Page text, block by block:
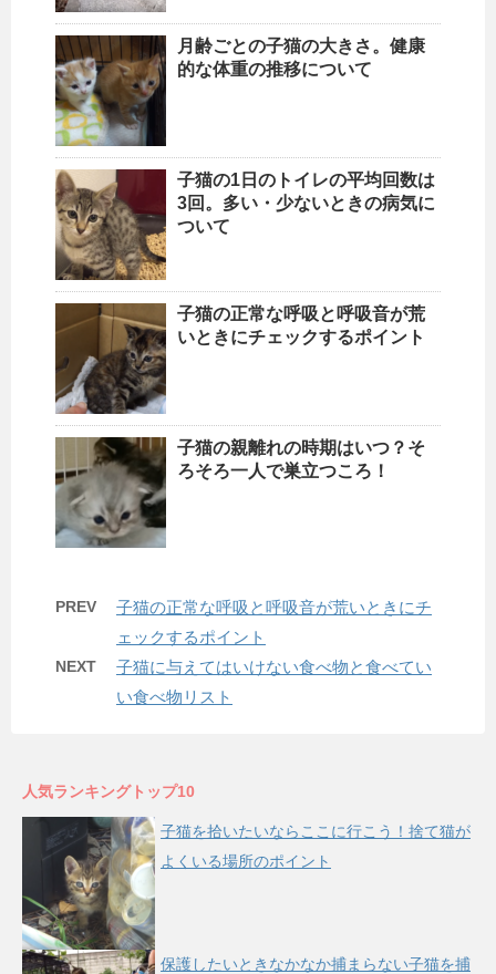
月齢ごとの子猫の大きさ。健康
的な体重の推移について
子猫の1日のトイレの平均回数は
3回。多い・少ないときの病気に
ついて
子猫の正常な呼吸と呼吸音が荒
いときにチェックするポイント
子猫の親離れの時期はいつ？そ
ろそろ一人で巣立つころ！
PREV
子猫の正常な呼吸と呼吸音が荒いときにチ
ェックするポイント
NEXT
子猫に与えてはいけない食べ物と食べてい
い食べ物リスト
人気ランキングトップ10
子猫を拾いたいならここに行こう！捨て猫が
よくいる場所のポイント
保護したいときなかなか捕まらない子猫を捕